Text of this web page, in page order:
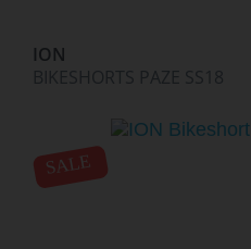
ION
BIKESHORTS PAZE SS18
SALE